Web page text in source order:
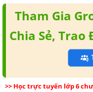
Tham Gia
Chia Sẻ,
>> Học trực tuyến lớp 6